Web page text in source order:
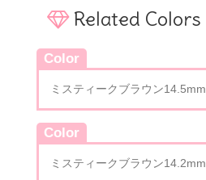
Related Colors
Color
ミスティークブラウン14.5mm
Color
ミスティークブラウン14.2mm